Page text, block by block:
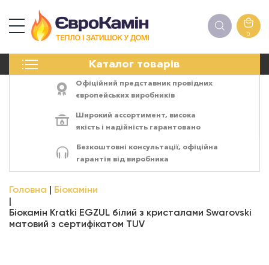
0
Каталог товарів
ПЕЧІ
ЕЛЕКТРОКАМІНИ
АКСЕСУАРИ
Офіційний представник провідних
європейських виробників
Широкий ассортимент, висока
якість і надійність гарантовано
Безкоштовні консультації, офіційна
гарантія від виробника
Головна Біокаміни
Біокамін Kratki EGZUL білий з кристалами Swarovski
матовий з сертифікатом TUV